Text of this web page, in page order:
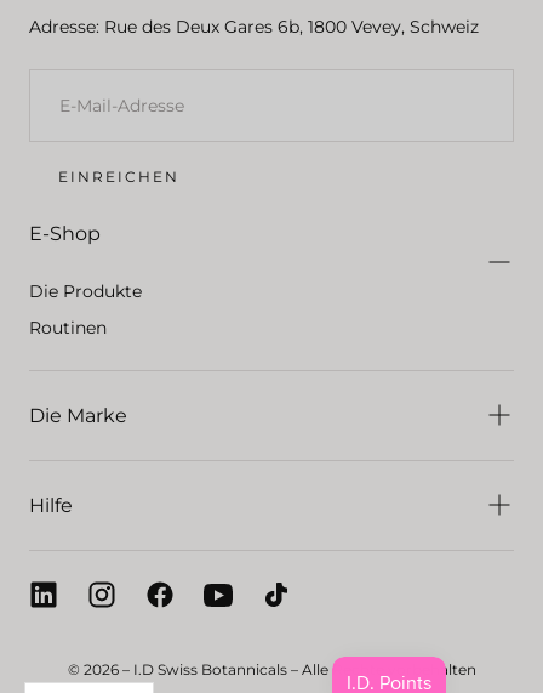
Adresse: Rue des Deux Gares 6b, 1800 Vevey, Schweiz
E-
EINREICHEN
E-Shop
Die Produkte
Routinen
Die Marke
Hilfe
© 2026 – I.D Swiss Botannicals – Alle Rechte vorbehalten